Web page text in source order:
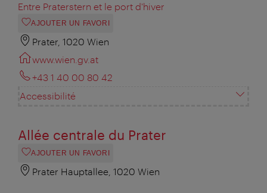
Entre Praterstern et le port d'hiver
AJOUTER UN FAVORI
Prater, 1020 Wien
www.wien.gv.at
+43 1 40 00 80 42
Accessibilité
Allée centrale du Prater
AJOUTER UN FAVORI
Prater Hauptallee, 1020 Wien